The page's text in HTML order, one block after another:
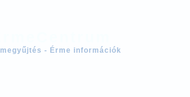
- Érme információk